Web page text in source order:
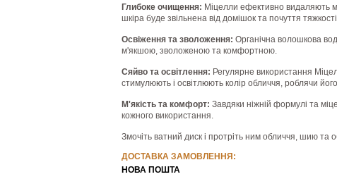
Глибоке очищення: Міцелли ефективно видаляють
шкіра буде звільнена від домішок та почуття
Освіження та зволоження: Органічна волошкова
м'якшою, зволоженою та комфортною.
Сяйво та освітлення: Регулярне використання
стимулюють і освітлюють колір обличчя, роблячи
М'якість та комфорт: Завдяки ніжній формулі та
кожного використання.
Змочіть ватний диск і протріть ним обличчя, шию
ДОСТАВКА ЗАМОВЛЕННЯ:
НОВА ПОШТА